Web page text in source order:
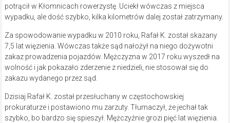
potrącił w Kłomnicach rowerzystę. Uciekł wówczas z miejsca
wypadku, ale dość szybko, kilka kilometrów dalej został zatrzymany.
Za spowodowanie wypadku w 2010 roku, Rafał K. został skazany
7,5 lat więzienia. Wówczas także sąd nałożył na niego dożywotni
zakaz prowadzenia pojazdów. Mężczyzna w 2017 roku wyszedł na
wolność i jak pokazało zderzenie z niedzieli, nie stosował się do
zakazu wydanego przez sąd.
Dzisiaj Rafał K. został przesłuchany w częstochowskiej
prokuraturze i postawiono mu zarzuty. Tłumaczył, że jechał tak
szybko, bo bardzo się spieszył. Mężczyźnie grozi pięć lat więzienia.